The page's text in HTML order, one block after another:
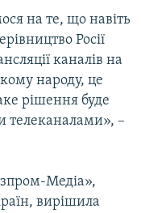
на те, що навіть
Росії
каналів на
народу, це
рішення буде
телеканалами», –
Медіа»,
вирішила